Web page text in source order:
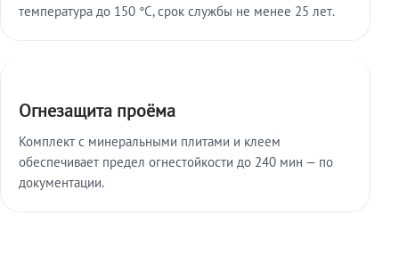
температура до 150 °C, срок службы не менее 25 лет.
Огнезащита проёма
Комплект с минеральными плитами и клеем
обеспечивает предел огнестойкости до 240 мин — по
документации.